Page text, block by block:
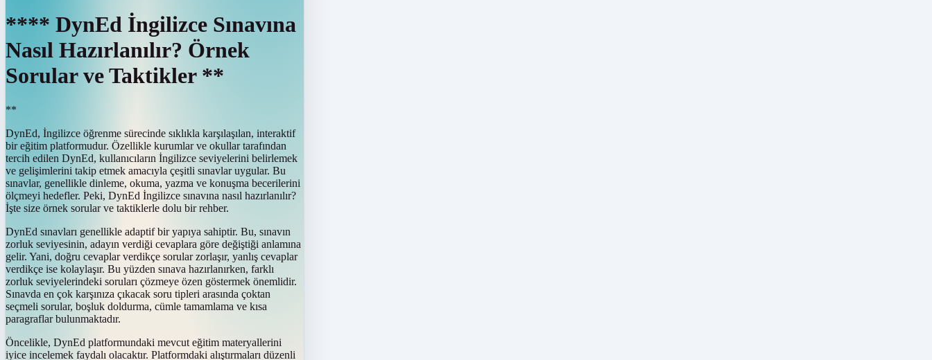
**** DynEd İngilizce Sınavına
Nasıl Hazırlanılır? Örnek
Sorular ve Taktikler **
**
DynEd, İngilizce öğrenme sürecinde sıklıkla karşılaşılan, interaktif
bir eğitim platformudur. Özellikle kurumlar ve okullar tarafından
tercih edilen DynEd, kullanıcıların İngilizce seviyelerini belirlemek
ve gelişimlerini takip etmek amacıyla çeşitli sınavlar uygular. Bu
sınavlar, genellikle dinleme, okuma, yazma ve konuşma becerilerini
ölçmeyi hedefler. Peki, DynEd İngilizce sınavına nasıl hazırlanılır?
İşte size örnek sorular ve taktiklerle dolu bir rehber.
DynEd sınavları genellikle adaptif bir yapıya sahiptir. Bu, sınavın
zorluk seviyesinin, adayın verdiği cevaplara göre değiştiği anlamına
gelir. Yani, doğru cevaplar verdikçe sorular zorlaşır, yanlış cevaplar
verdikçe ise kolaylaşır. Bu yüzden sınava hazırlanırken, farklı
zorluk seviyelerindeki soruları çözmeye özen göstermek önemlidir.
Sınavda en çok karşınıza çıkacak soru tipleri arasında çoktan
seçmeli sorular, boşluk doldurma, cümle tamamlama ve kısa
paragraflar bulunmaktadır.
Öncelikle, DynEd platformundaki mevcut eğitim materyallerini
iyice incelemek faydalı olacaktır. Platformdaki alıştırmaları düzenli